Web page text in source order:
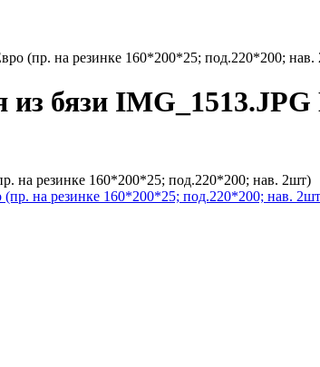
(пр. на резинке 160*200*25; под.220*200;
из бязи
на резинке 160*200*25; под.220*200; нав. 2шт)